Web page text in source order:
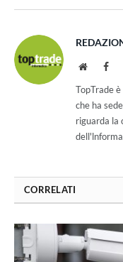
Website
TopTrade
che ha
riguarda la
CORRELATI